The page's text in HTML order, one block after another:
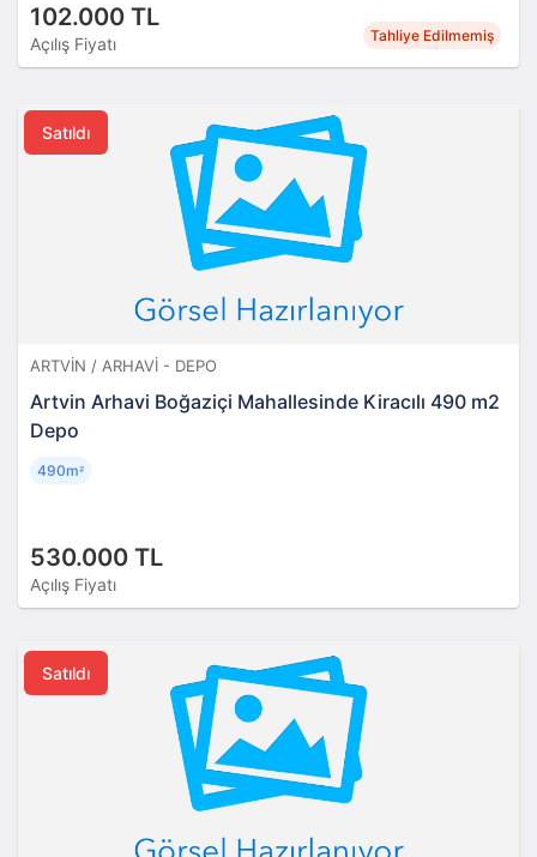
102.000 TL
Açılış Fiyatı Tahliye Edilmemiş
Satıldı
ARTVIN / ARHAVI - DEPO
Artvin Arhavi Boğaziçi Mahallesinde Kiracılı 490 m2
Depo
530.000 TL
Açılış Fiyatı
490m²
Satıldı